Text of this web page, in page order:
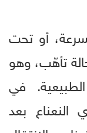
أو تحت
تأهّب، وهو
في
بعد